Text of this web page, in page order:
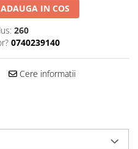
ADAUGA IN COS
260
0740239140
Cere informatii